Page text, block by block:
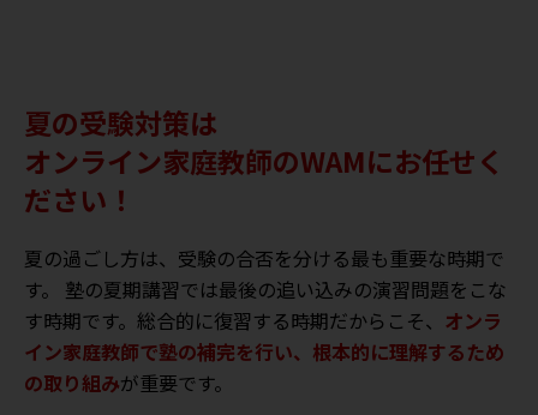
夏の受験対策は
オンライン家庭教師のWAMにお任せく
ださい！
夏の過ごし方は、受験の合否を分ける最も重要な時期で
す。 塾の夏期講習では最後の追い込みの演習問題をこな
す時期です。総合的に復習する時期だからこそ、 オンラ
イン家庭教師で塾の補完を行い、根本的に理解するため
の取り組みが重要です。